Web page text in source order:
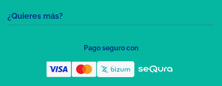
¿Quieres más?
Pago seguro con